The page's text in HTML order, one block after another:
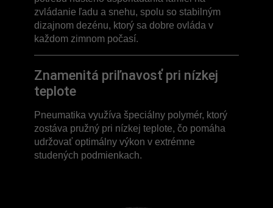
zvládanie ľadu a snehu, spolu so stabilným
dizajnom dezénu, ktorý sa dobre ovláda v
každom zimnom počasí.
Znamenitá priľnavosť pri nízkej
teplote
Pneumatika využíva špeciálny polymér, ktorý
zostáva pružný pri nízkej teplote, čo pomáha
udržovať optimálny výkon v extrémne
studených podmienkach.